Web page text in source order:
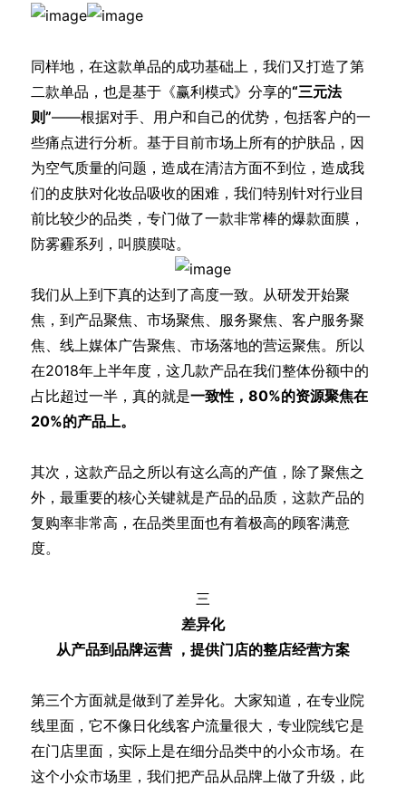
同样地，在这款单品的成功基础上，我们又打造了第
二款单品，也是基于《赢利模式》分享的“三元法
则”——根据对手、用户和自己的优势，包括客户的一
些痛点进行分析。基于目前市场上所有的护肤品，因
为空气质量的问题，造成在清洁方面不到位，造成我
们的皮肤对化妆品吸收的困难，我们特别针对行业目
前比较少的品类，专门做了一款非常棒的爆款面膜，
防雾霾系列，叫膜膜哒。
我们从上到下真的达到了高度一致。从研发开始聚
焦，到产品聚焦、市场聚焦、服务聚焦、客户服务聚
焦、线上媒体广告聚焦、市场落地的营运聚焦。所以
在2018年上半年度，这几款产品在我们整体份额中的
占比超过一半，真的就是一致性，80%的资源聚焦在
20%的产品上。
其次，这款产品之所以有这么高的产值，除了聚焦之
外，最重要的核心关键就是产品的品质，这款产品的
复购率非常高，在品类里面也有着极高的顾客满意
度。
三
差异化
从产品到品牌运营 ，提供门店的整店经营方案
第三个方面就是做到了差异化。大家知道，在专业院
线里面，它不像日化线客户流量很大，专业院线它是
在门店里面，实际上是在细分品类中的小众市场。在
这个小众市场里，我们把产品从品牌上做了升级，此